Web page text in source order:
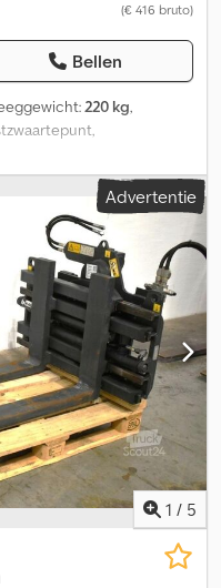
(€ 416 bruto)
Bellen
220 kg,
1.200 mm, ophanging:
Stabau
- 500, FEM 2A, zonder
LSP 600 mm,
mm, vorklengte
mm, forkLength: 1200,
560 Cjdpfx Aszg N I Ieflsrf
Advertentie
1 / 5